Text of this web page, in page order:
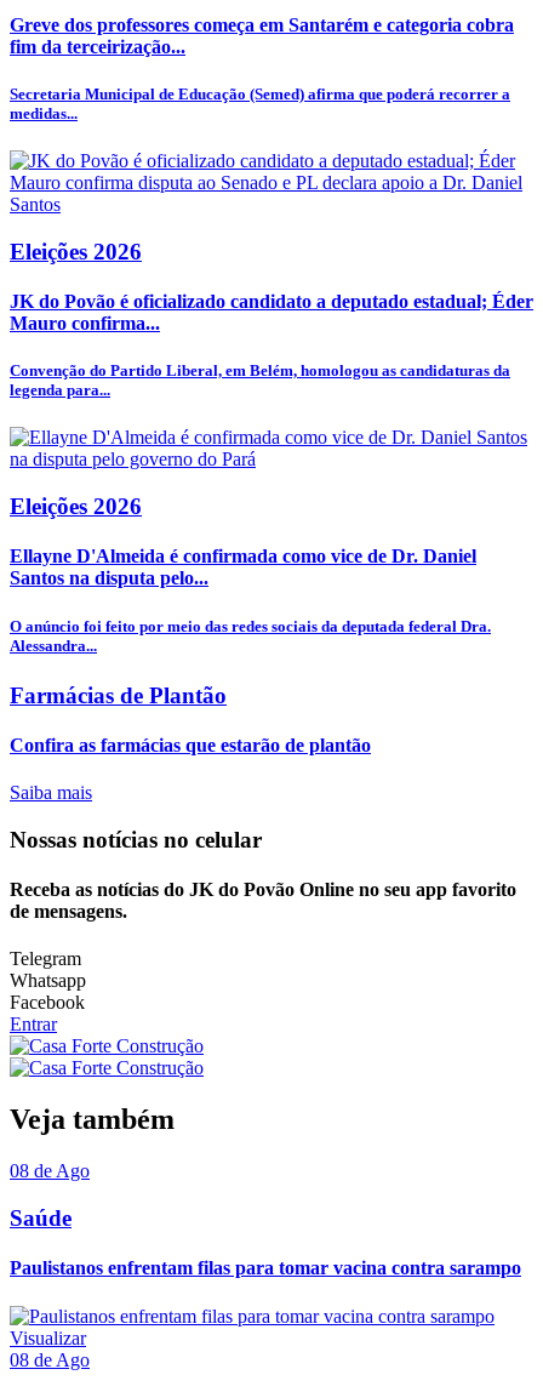
Greve dos professores começa em Santarém e categoria cobra
fim da terceirização...
Secretaria Municipal de Educação (Semed) afirma que poderá recorrer a
medidas...
Eleições 2026
JK do Povão é oficializado candidato a deputado estadual; Éder
Mauro confirma...
Convenção do Partido Liberal, em Belém, homologou as candidaturas da
legenda para...
Eleições 2026
Ellayne D'Almeida é confirmada como vice de Dr. Daniel
Santos na disputa pelo...
O anúncio foi feito por meio das redes sociais da deputada federal Dra.
Alessandra...
Farmácias de Plantão
Confira as farmácias que estarão de plantão
Saiba mais
Nossas notícias no celular
Receba as notícias do JK do Povão Online no seu app favorito
de mensagens.
Telegram
Whatsapp
Facebook
Entrar
Veja também
08 de Ago
Saúde
Paulistanos enfrentam filas para tomar vacina contra sarampo
Visualizar
08 de Ago